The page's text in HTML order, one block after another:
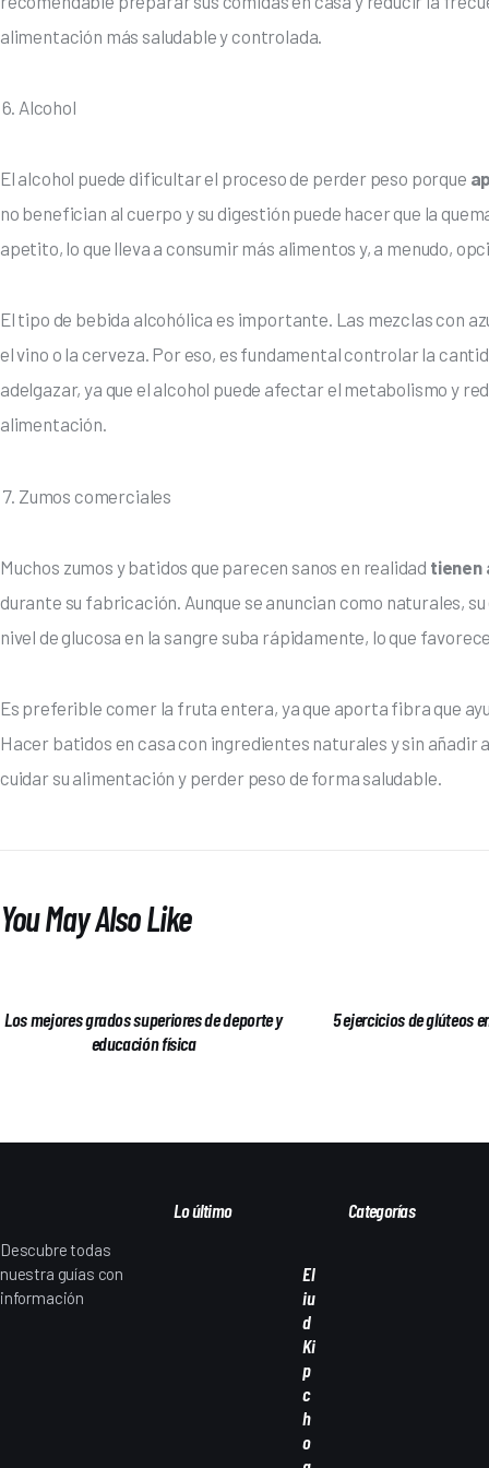
alimentación más saludable y controlada.
Alcohol
El alcohol puede dificultar el proceso de perder peso porque
no benefician al cuerpo y su digestión puede hacer que la
apetito, lo que lleva a consumir más alimentos y, a menudo,
El tipo de bebida alcohólica es importante. Las mezclas con
el vino o la cerveza. Por eso, es fundamental controlar la
adelgazar, ya que el alcohol puede afectar el metabolismo y
alimentación.
Zumos comerciales
Muchos zumos y batidos que parecen sanos en realidad tienen
durante su fabricación. Aunque se anuncian como naturales,
nivel de glucosa en la sangre suba rápidamente, lo que
Es preferible comer la fruta entera, ya que aporta fibra que
Hacer batidos en casa con ingredientes naturales y sin
cuidar su alimentación y perder peso de forma saludable.
You May Also Like
Los mejores grados superiores de deporte y
educación física
5 ejercicios de glúteos
Descubre todas
nuestra guías con
información
Lo último
El
iu
d
Ki
p
c
h
o
Categorías